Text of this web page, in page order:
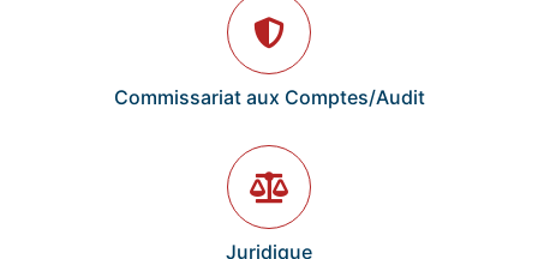
Commissariat aux Comptes/Audit
Juridique